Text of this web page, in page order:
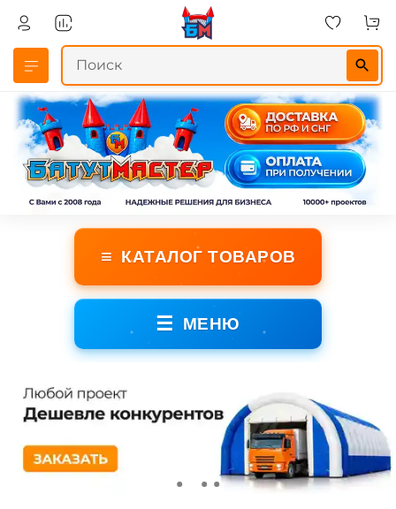
≡ КАТАЛОГ ТОВАРОВ
☰ МЕНЮ